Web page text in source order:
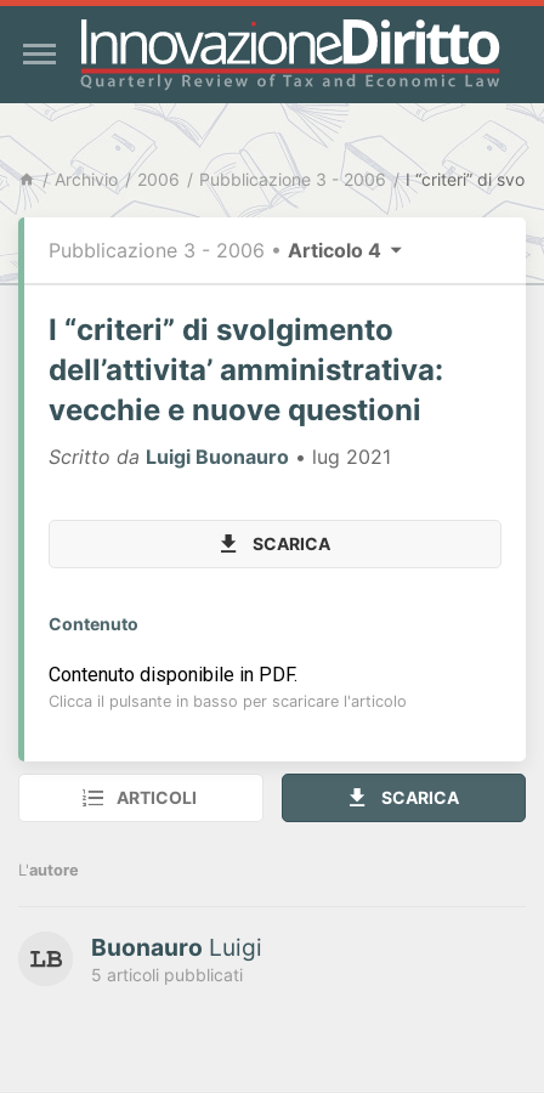
Archivio 2006 Pubblicazione 3 - 2006
Pubblicazione 3 - 2006 • Articolo 4
I “criteri” di svolgimento
dell’attivita’ amministrativa:
vecchie e nuove questioni
Scritto da Luigi Buonauro • lug 2021
SCARICA
Contenuto
Contenuto disponibile in PDF.
Clicca il pulsante in basso per scaricare l'articolo
ARTICOLI SCARICA
L'autore
Buonauro Luigi
5 articoli pubblicati